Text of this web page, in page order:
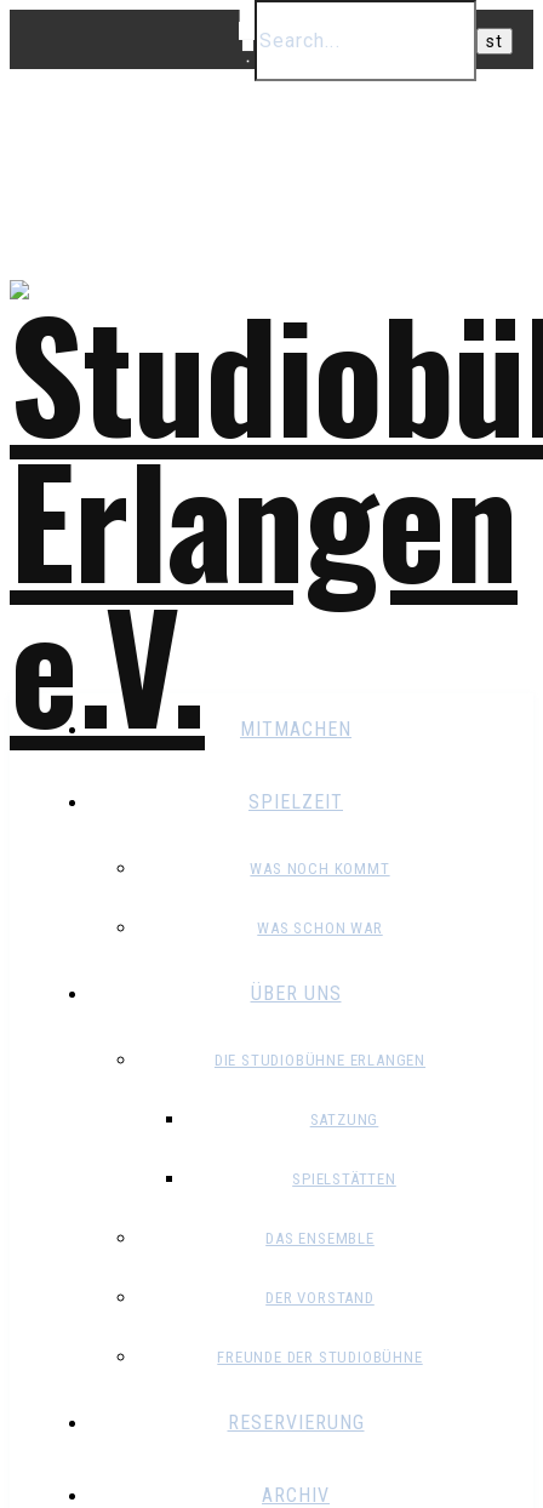
MITMACHEN
SPIELZEIT
WAS NOCH KOMMT
WAS SCHON WAR
ÜBER UNS
DIE STUDIOBÜHNE ERLANGEN
SATZUNG
SPIELSTÄTTEN
DAS ENSEMBLE
DER VORSTAND
FREUNDE DER STUDIOBÜHNE
RESERVIERUNG
ARCHIV